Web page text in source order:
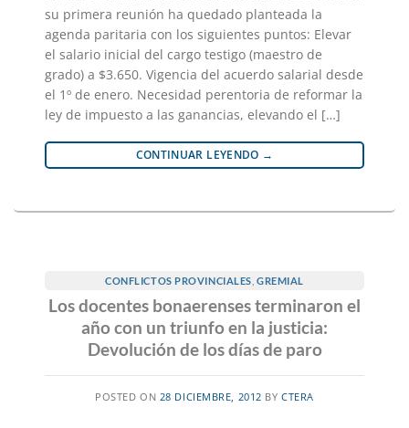
su primera reunión ha quedado planteada la
agenda paritaria con los siguientes puntos: Elevar
el salario inicial del cargo testigo (maestro de
grado) a $3.650. Vigencia del acuerdo salarial desde
el 1º de enero. Necesidad perentoria de reformar la
ley de impuesto a las ganancias, elevando el […]
CONTINUAR LEYENDO →
CONFLICTOS PROVINCIALES ,GREMIAL
Los docentes bonaerenses terminaron el
año con un triunfo en la justicia:
Devolución de los días de paro
POSTED ON 28 DICIEMBRE, 2012 BYCTERA